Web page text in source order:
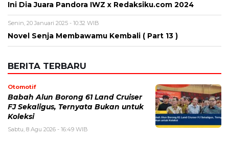
Ini Dia Juara Pandora IWZ x Redaksiku.com 2024
Senin, 20 Januari 2025 - 10:32 WIB
Novel Senja Membawamu Kembali ( Part 13 )
BERITA TERBARU
Otomotif
Babah Alun Borong 61 Land Cruiser
FJ Sekaligus, Ternyata Bukan untuk
Koleksi
Sabtu, 8 Agu 2026 - 16:49 WIB